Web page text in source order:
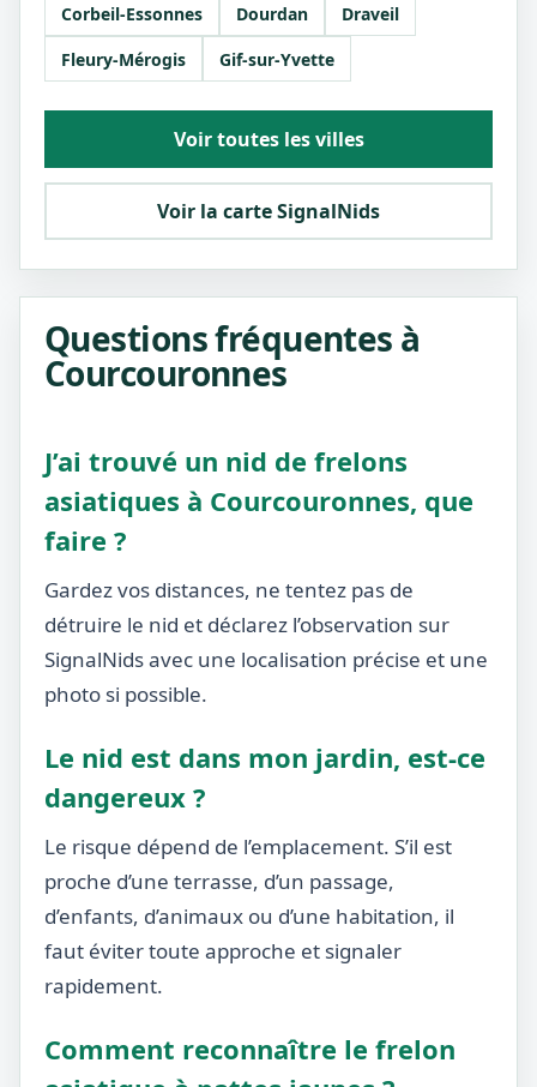
Corbeil-Essonnes
Dourdan
Draveil
Fleury-Mérogis
Gif-sur-Yvette
Voir toutes les villes
Voir la carte SignalNids
Questions fréquentes à
Courcouronnes
J’ai trouvé un nid de frelons
asiatiques à Courcouronnes, que
faire ?
Gardez vos distances, ne tentez pas de
détruire le nid et déclarez l’observation sur
SignalNids avec une localisation précise et une
photo si possible.
Le nid est dans mon jardin, est-ce
dangereux ?
Le risque dépend de l’emplacement. S’il est
proche d’une terrasse, d’un passage,
d’enfants, d’animaux ou d’une habitation, il
faut éviter toute approche et signaler
rapidement.
Comment reconnaître le frelon